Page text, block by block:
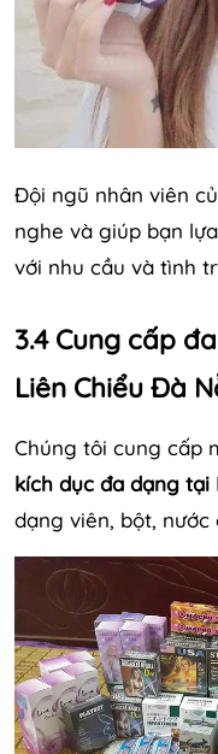
Đội ngũ nhân viên
nghe và giúp bạn
với nhu cầu và tình
3.4 Cung cấp
Liên Chiểu Đà
Chúng tôi cung cấp
kích dục đa dạng tại
dạng viên, bột, nước